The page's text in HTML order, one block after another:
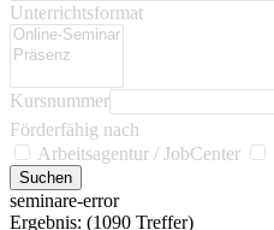
Unterrichtsformat
Kursnummer
Förderfähig nach
Arbeitsagentur / JobCenter
seminare-error
Ergebnis: (1090 Treffer)